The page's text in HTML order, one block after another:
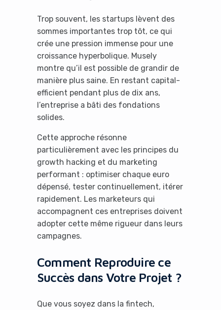
Trop souvent, les startups lèvent des
sommes importantes trop tôt, ce qui
crée une pression immense pour une
croissance hyperbolique. Musely
montre qu’il est possible de grandir de
manière plus saine. En restant capital-
efficient pendant plus de dix ans,
l’entreprise a bâti des fondations
solides.
Cette approche résonne
particulièrement avec les principes du
growth hacking et du marketing
performant : optimiser chaque euro
dépensé, tester continuellement, itérer
rapidement. Les marketeurs qui
accompagnent ces entreprises doivent
adopter cette même rigueur dans leurs
campagnes.
Comment Reproduire ce
Succès dans Votre Projet ?
Que vous soyez dans la fintech,